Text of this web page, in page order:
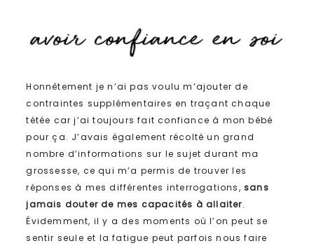
Honnêtement je n’ai pas voulu m’ajouter de
contraintes supplémentaires en traçant chaque
tétée car j’ai toujours fait confiance à mon bébé
pour ça. J’avais également récolté un grand
nombre d’informations sur le sujet durant ma
grossesse, ce qui m’a permis de trouver les
réponses à mes différentes interrogations, sans
jamais douter de mes capacités à allaiter.
Évidemment, il y a des moments où l’on peut se
sentir seule et la fatigue peut parfois nous faire